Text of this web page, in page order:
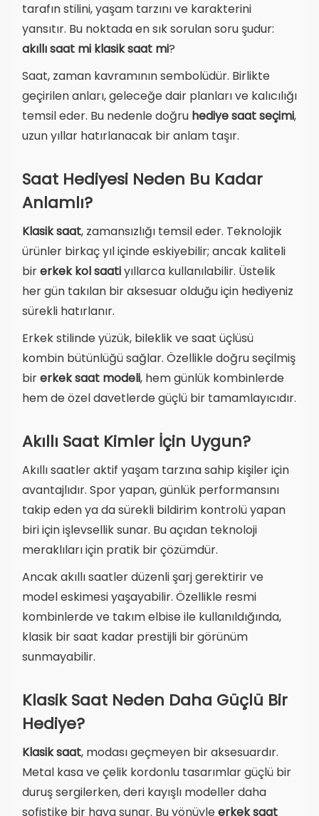
tarafın stilini, yaşam tarzını ve karakterini
yansıtır. Bu noktada en sık sorulan soru şudur:
akıllı saat mi klasik saat mi?
Saat, zaman kavramının sembolüdür. Birlikte
geçirilen anları, geleceğe dair planları ve kalıcılığı
temsil eder. Bu nedenle doğru hediye saat seçimi,
uzun yıllar hatırlanacak bir anlam taşır.
Saat Hediyesi Neden Bu Kadar
Anlamlı?
Klasik saat, zamansızlığı temsil eder. Teknolojik
ürünler birkaç yıl içinde eskiyebilir; ancak kaliteli
birerkek kol saatiyıllarca kullanılabilir. Üstelik
her gün takılan bir aksesuar olduğu için hediyeniz
sürekli hatırlanır.
Erkek stilinde yüzük, bileklik ve saat üçlüsü
kombin bütünlüğü sağlar. Özellikle doğru seçilmiş
birerkek saat modeli, hem günlük kombinlerde
hem de özel davetlerde güçlü bir tamamlayıcıdır.
Akıllı Saat Kimler İçin Uygun?
Akıllı saatler aktif yaşam tarzına sahip kişiler için
avantajlıdır. Spor yapan, günlük performansını
takip eden ya da sürekli bildirim kontrolü yapan
biri için işlevsellik sunar. Bu açıdan teknoloji
meraklıları için pratik bir çözümdür.
Ancak akıllı saatler düzenli şarj gerektirir ve
model eskimesi yaşayabilir. Özellikle resmi
kombinlerde ve takım elbise ile kullanıldığında,
klasik bir saat kadar prestijli bir görünüm
sunmayabilir.
Klasik Saat Neden Daha Güçlü Bir
Hediye?
Klasik saat, modası geçmeyen bir aksesuardır.
Metal kasa ve çelik kordonlu tasarımlar güçlü bir
duruş sergilerken, deri kayışlı modeller daha
sofistike bir hava sunar. Bu yönüyleerkek saat